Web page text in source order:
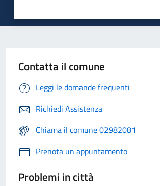
Contatta il comune
Leggi le domande frequenti
Richiedi Assistenza
Chiama il comune 02982081
Prenota un appuntamento
Problemi in città